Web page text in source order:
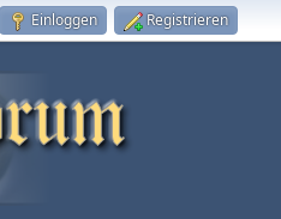
Einloggen Registrieren